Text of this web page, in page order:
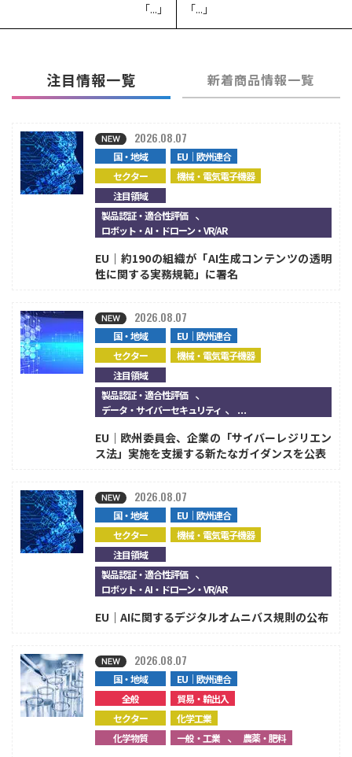
「...」
「...」
注目情報一覧 新着商品情報一覧
国・地域
EU｜欧州連合
セクター
機械・電気電子機器
注目領域
製品認証・適合性評価 、
ロボット・AI・ドローン・VR/AR
2026.08.07
EU｜約190の組織が「AI生成コンテンツの透明
性に関する実務規範」に署名
国・地域
EU｜欧州連合
セクター
機械・電気電子機器
注目領域
製品認証・適合性評価 、
データ・サイバーセキュリティ 、...
2026.08.07
EU｜欧州委員会、企業の「サイバーレジリエン
ス法」実施を支援する新たなガイダンスを公表
国・地域
EU｜欧州連合
セクター
機械・電気電子機器
注目領域
製品認証・適合性評価 、
ロボット・AI・ドローン・VR/AR
2026.08.07
EU｜AIに関するデジタルオムニバス規則の公布
国・地域
EU｜欧州連合
全般
貿易・輸出入
セクター
化学工業
化学物質
一般・工業 、農薬・肥料
2026.08.07